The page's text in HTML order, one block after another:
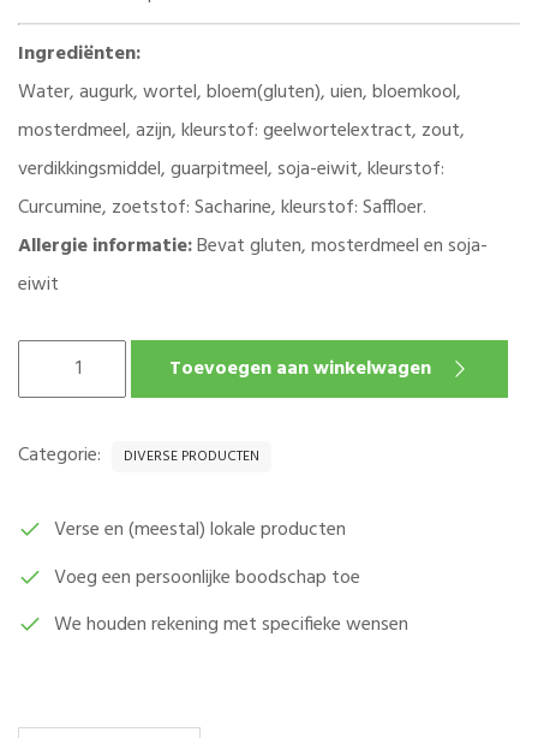
Ingrediënten:
Water, augurk, wortel, bloem(gluten), uien, bloemkool,
mosterdmeel, azijn, kleurstof: geelwortelextract, zout,
verdikkingsmiddel, guarpitmeel, soja-eiwit, kleurstof:
Curcumine, zoetstof: Sacharine, kleurstof: Saffloer.
Allergie informatie:Bevat gluten, mosterdmeel en soja-
eiwit
Toevoegen aan winkelwagen
Categorie: DIVERSE PRODUCTEN
Verse en (meestal) lokale producten
Voeg een persoonlijke boodschap toe
We houden rekening met specifieke wensen